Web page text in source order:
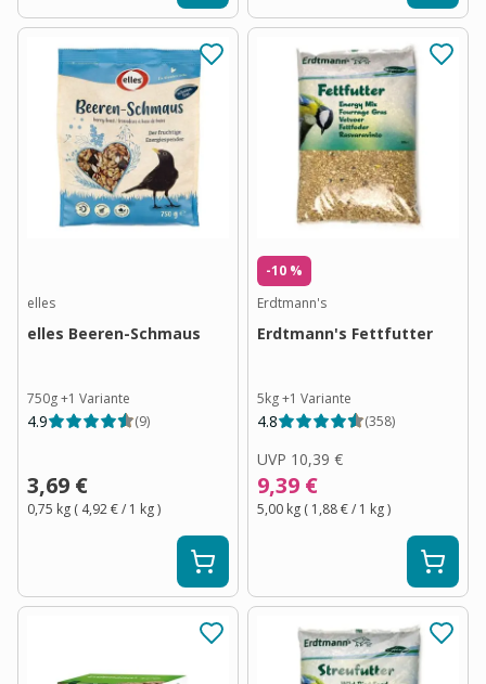
elles
elles Beeren-Schmaus
750g+1 Variante
4.9 (9)
3,69 €
0,75 kg ( 4,92 €/ 1 kg)
-10 %
Erdtmann's
Erdtmann's Fettfutter
5kg+1 Variante
4.8 (358)
UVP 10,39 €
9,39 €
5,00 kg ( 1,88 €/ 1 kg)